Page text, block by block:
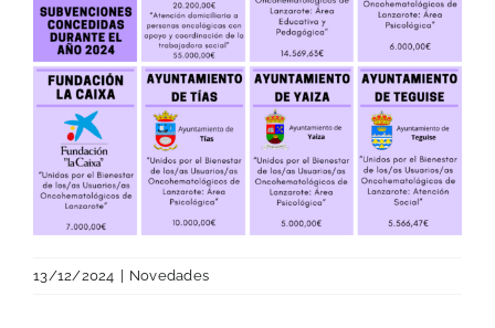
13/12/2024 Novedades